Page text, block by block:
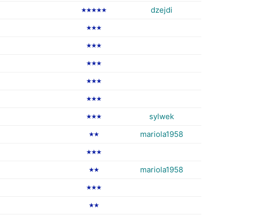
★★★★★ dzejdi
★★★
★★★
★★★
★★★
★★★
★★★ sylwek
★★ mariola1958
★★★
★★ mariola1958
★★★
★★